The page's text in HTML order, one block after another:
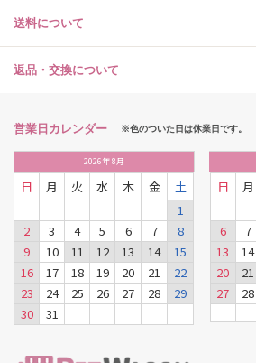
送料について
返品・交換について
営業日カレンダー ※色のついた日は休業日です。
2026年8月
日 月 火 水 木 金
土
1
2
3 4 5 6 7
8
9
10 11 12 13 14
15
16
17 18 19 20 21
22
23
24 25 26 27 28
29
30
31
日 月
6
7
13
14
20
21
27
28